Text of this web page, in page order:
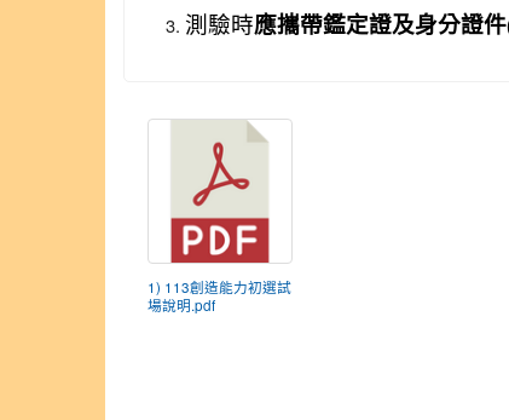
測驗時應攜帶鑑定證及身分證
1) 113創造能力初選試
場說明.pdf